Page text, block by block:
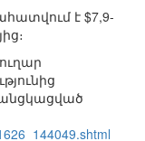
է $7,9-